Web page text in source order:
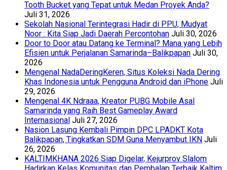
Tooth Bucket yang Tepat untuk Medan Proyek Anda?
Juli 31, 2026
Sekolah Nasional Terintegrasi Hadir di PPU, Mudyat
Noor : Kita Siap Jadi Daerah Percontohan Juli 30, 2026
Door to Door atau Datang ke Terminal? Mana yang Lebih
Efisien untuk Perjalanan Samarinda–Balikpapan Juli 30,
2026
Mengenal NadaDeringKeren, Situs Koleksi Nada Dering
Khas Indonesia untuk Pengguna Android dan iPhone Juli
29, 2026
Mengenal 4K Ndraaa, Kreator PUBG Mobile Asal
Samarinda yang Raih Best Gameplay Award
Internasional Juli 27, 2026
Nasion Lasung Kembali Pimpin DPC LPADKT Kota
Balikpapan, Tingkatkan SDM Guna Menyambut IKN Juli
26, 2026
KALTIMKHANA 2026 Siap Digelar, Kejurprov Slalom